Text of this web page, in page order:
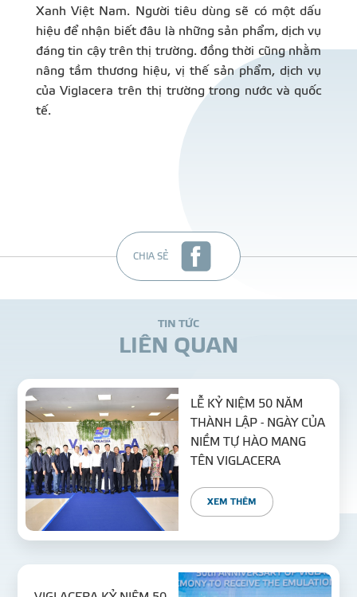
Xanh Việt Nam. Người tiêu dùng sẽ có một dấu
hiệu để nhận biết đâu là những sản phẩm, dịch vụ
đáng tin cậy trên thị trường. đồng thời cũng nhằm
nâng tầm thương hiệu, vị thế sản phẩm, dịch vụ
của Viglacera trên thị trường trong nước và quốc
tế.
CHIA SẺ
TIN TỨC
LIÊN QUAN
LỄ KỶ NIỆM 50 NĂM
THÀNH LẬP - NGÀY CỦA
NIỀM TỰ HÀO MANG
TÊN VIGLACERA
XEM THÊM